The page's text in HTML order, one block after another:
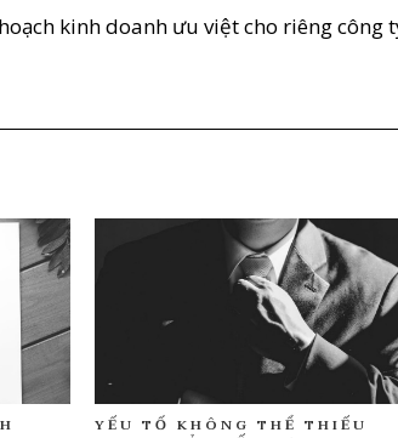
kinh doanh ưu việt cho riêng công
YẾU TỐ KHÔNG THỂ THIẾU